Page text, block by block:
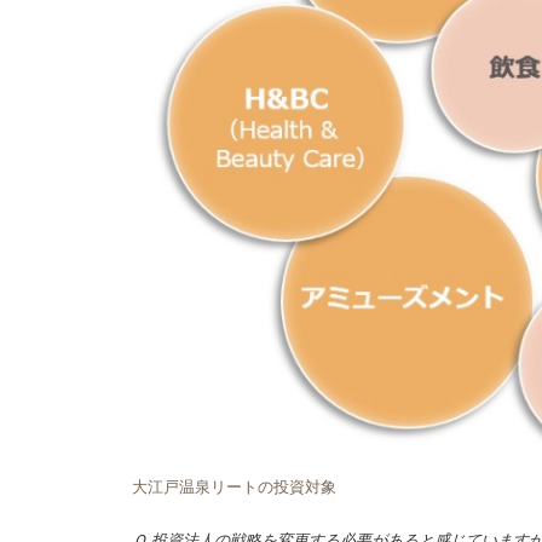
大江戸温泉リートの投資対象